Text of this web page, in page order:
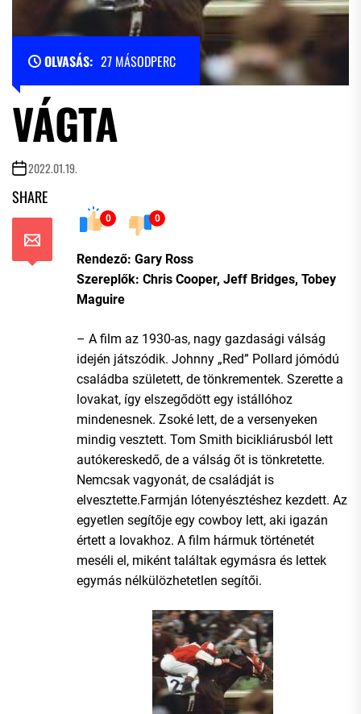
OLVASÁS: 27 MÁSODPERC
VÁGTA
2022.01.19.
SHARE
0 0
Rendező: Gary Ross
Szereplők: Chris Cooper, Jeff Bridges, Tobey
Maguire
– A film az 1930-as, nagy gazdasági válság
idején játszódik. Johnny „Red” Pollard jómódú
családba született, de tönkrementek. Szerette a
lovakat, így elszegődött egy istállóhoz
mindenesnek. Zsoké lett, de a versenyeken
mindig vesztett. Tom Smith bicikliárusból lett
autókereskedő, de a válság őt is tönkretette.
Nemcsak vagyonát, de családját is
elvesztette.Farmján lótenyésztéshez kezdett. Az
egyetlen segítője egy cowboy lett, aki igazán
értett a lovakhoz. A film hármuk történetét
meséli el, miként találtak egymásra és lettek
egymás nélkülözhetetlen segítői.